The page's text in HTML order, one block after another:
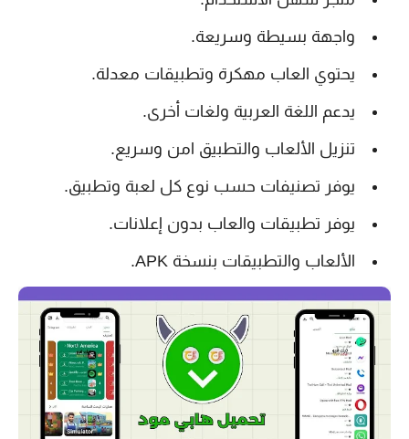
واجهة بسيطة وسريعة.
يحتوي العاب مهكرة وتطبيقات معدلة.
يدعم اللغة العربية ولغات أخرى.
تنزيل الألعاب والتطبيق امن وسريع.
يوفر تصنيفات حسب نوع كل لعبة وتطبيق.
يوفر تطبيقات والعاب بدون إعلانات.
الألعاب والتطبيقات بنسخة APK.